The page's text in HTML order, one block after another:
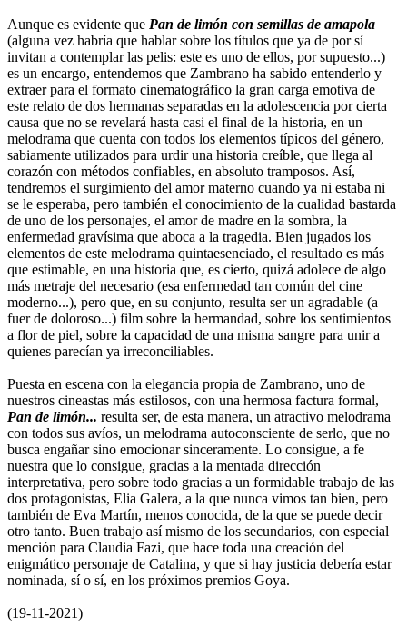
Aunque es evidente que Pan de limón con semillas de amapola
(alguna vez habría que hablar sobre los títulos que ya de por sí
invitan a contemplar las pelis: este es uno de ellos, por supuesto...)
es un encargo, entendemos que Zambrano ha sabido entenderlo y
extraer para el formato cinematográfico la gran carga emotiva de
este relato de dos hermanas separadas en la adolescencia por cierta
causa que no se revelará hasta casi el final de la historia, en un
melodrama que cuenta con todos los elementos típicos del género,
sabiamente utilizados para urdir una historia creíble, que llega al
corazón con métodos confiables, en absoluto tramposos. Así,
tendremos el surgimiento del amor materno cuando ya ni estaba ni
se le esperaba, pero también el conocimiento de la cualidad bastarda
de uno de los personajes, el amor de madre en la sombra, la
enfermedad gravísima que aboca a la tragedia. Bien jugados los
elementos de este melodrama quintaesenciado, el resultado es más
que estimable, en una historia que, es cierto, quizá adolece de algo
más metraje del necesario (esa enfermedad tan común del cine
moderno...), pero que, en su conjunto, resulta ser un agradable (a
fuer de doloroso...) film sobre la hermandad, sobre los sentimientos
a flor de piel, sobre la capacidad de una misma sangre para unir a
quienes parecían ya irreconciliables.
Puesta en escena con la elegancia propia de Zambrano, uno de
nuestros cineastas más estilosos, con una hermosa factura formal,
Pan de limón... resulta ser, de esta manera, un atractivo melodrama
con todos sus avíos, un melodrama autoconsciente de serlo, que no
busca engañar sino emocionar sinceramente. Lo consigue, a fe
nuestra que lo consigue, gracias a la mentada dirección
interpretativa, pero sobre todo gracias a un formidable trabajo de las
dos protagonistas, Elia Galera, a la que nunca vimos tan bien, pero
también de Eva Martín, menos conocida, de la que se puede decir
otro tanto. Buen trabajo así mismo de los secundarios, con especial
mención para Claudia Fazi, que hace toda una creación del
enigmático personaje de Catalina, y que si hay justicia debería estar
nominada, sí o sí, en los próximos premios Goya.
(19-11-2021)